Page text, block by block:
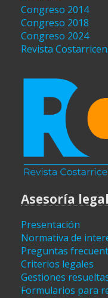
Congreso 2014
Congreso 2018
Congreso 2024
Revista
Asesoría legal
Presentación
Normativa de
Preguntas
Criterios legales
Gestiones
Formularios para